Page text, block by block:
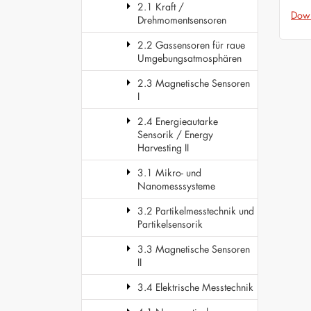
2.1 Kraft /
Drehmomentsensoren
2.2 Gassensoren für raue
Umgebungsatmosphären
2.3 Magnetische Sensoren
I
2.4 Energieautarke
Sensorik / Energy
Harvesting II
3.1 Mikro- und
Nanomesssysteme
3.2 Partikelmesstechnik und
Partikelsensorik
3.3 Magnetische Sensoren
II
3.4 Elektrische Messtechnik